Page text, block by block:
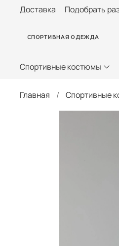
Доставка Подобрать
СПОРТИВНАЯ ОДЕЖДА
Спортивные костюмы
Главная Спортивные